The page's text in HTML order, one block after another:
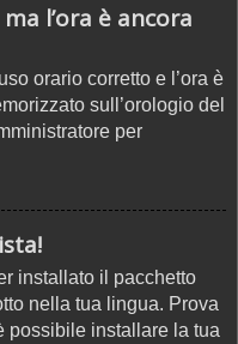
l’ora è ancora
orario corretto e l’ora è
sull’orologio del
per
installato il pacchetto
nella tua lingua. Prova
possibile installare la tua